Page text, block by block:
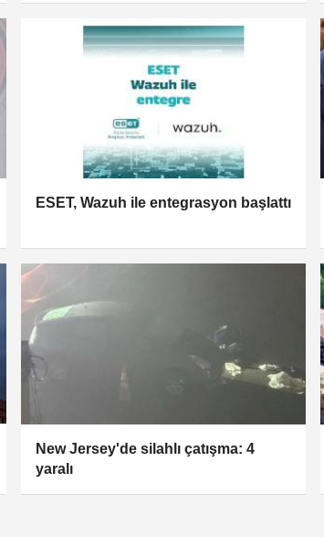
ESET, Wazuh ile entegrasyon başlattı
New Jersey'de silahlı çatışma: 4
yaralı